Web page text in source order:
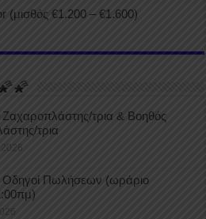
(μισθός €1.200 – €1.600)
Ζαχαροπλάστης/τρια & Βοηθός
τρια
Οδηγοί Πωλήσεων (ωράριο